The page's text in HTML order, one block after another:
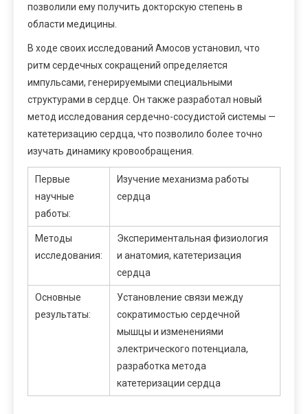
позволили ему получить докторскую степень в
области медицины.
В ходе своих исследований Амосов установил, что
ритм сердечных сокращений определяется
импульсами, генерируемыми специальными
структурами в сердце. Он также разработал новый
метод исследования сердечно-сосудистой системы —
катетеризацию сердца, что позволило более точно
изучать динамику кровообращения.
Первые
научные
работы:
Изучение механизма работы
сердца
Методы
исследования:
Экспериментальная физиология
и анатомия, катетеризация
сердца
Основные
результаты:
Установление связи между
сократимостью сердечной
мышцы и изменениями
электрического потенциала,
разработка метода
катетеризации сердца